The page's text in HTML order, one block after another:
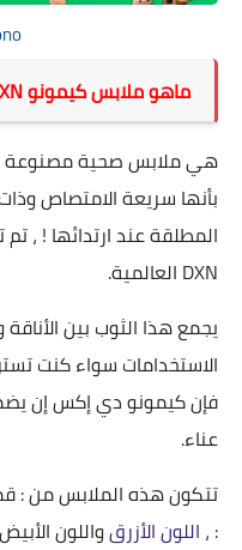
ماهو ملابس كيمونو DXN؟ DXN Kimono
بأنها سريعة الامتصاص
المطلقة عند ارتدائها ! ،
DXN العالمية
.
يجمع هذا الثوب بين
الاستخدامات سواء كنت
فإن كيمونو دي إكس إن
عناء.
تتكون هذه الملابس من :
: ، اللون الأزرقواللون الأبيض